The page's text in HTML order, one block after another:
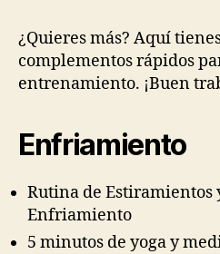
¿Quieres más? Aquí
complementos rápidos
entrenamiento. ¡Buen
Enfriamiento
Rutina de Estiramientos
Enfriamiento
5 minutos de yoga y